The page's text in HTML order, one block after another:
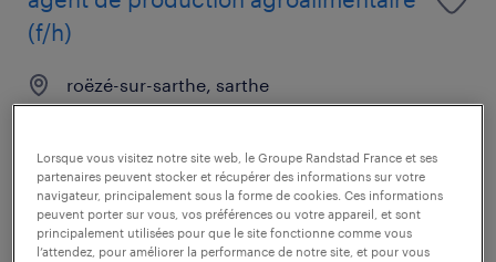
(f/h)
roëzé-sur-sarthe, sarthe
12,59 € par heure
publié le 30 juin 2026
Lorsque vous visitez notre site web, le Groupe Randstad France et ses
partenaires peuvent stocker et récupérer des informations sur votre
navigateur, principalement sous la forme de cookies. Ces informations
peuvent porter sur vous, vos préférences ou votre appareil, et sont
principalement utilisées pour que le site fonctionne comme vous
l’attendez, pour améliorer la performance de notre site, et pour vous